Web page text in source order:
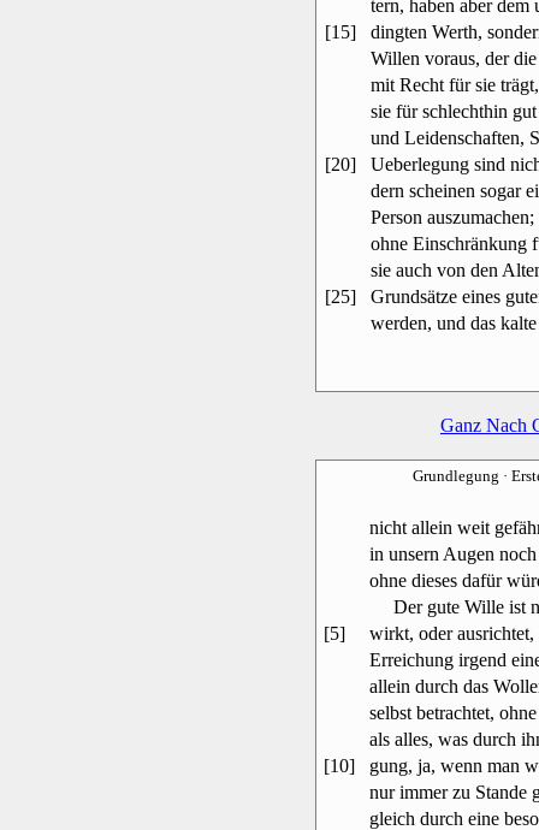
tern, haben aber dem
[15]
dingten Werth,
Willen voraus, der
mit Recht für sie
sie für schlechthin
und Leidenschaften,
[20]
Ueberlegung sind
dern scheinen sogar
Person
ohne Einschränkung
sie auch von den
[25]
Grundsätze eines
werden, und das
Ganz Nach
Grundlegung ·
nicht allein weit
in unsern Augen
ohne dieses dafür
Der gute Wille ist
[5]
wirkt, oder
Erreichung irgend
allein durch das
selbst betrachtet,
als alles, was durch
[10]
gung, ja, wenn man
nur immer zu Stande
gleich durch eine